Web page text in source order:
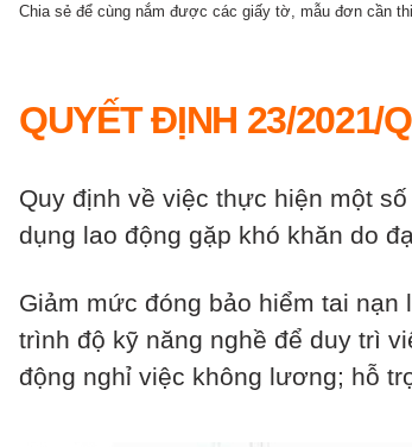
Chia sẻ để cùng nắm được các giấy tờ, mẫu đơn cần
QUYẾT ĐỊNH 23/2021/
Quy định về việc thực hiện một
dụng lao động gặp khó khăn do
Giảm mức đóng bảo hiểm tai
trình độ kỹ năng nghề để duy trì
động nghỉ việc không lương; hỗ